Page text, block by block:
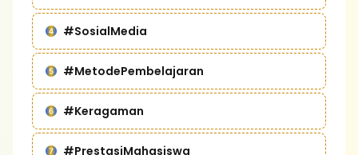
#SosialMedia
#MetodePembelajaran
#Keragaman
#PrestasiMahasiswa